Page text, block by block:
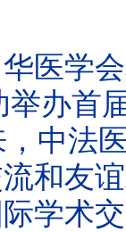
学会
举办首
中法
和友
学术